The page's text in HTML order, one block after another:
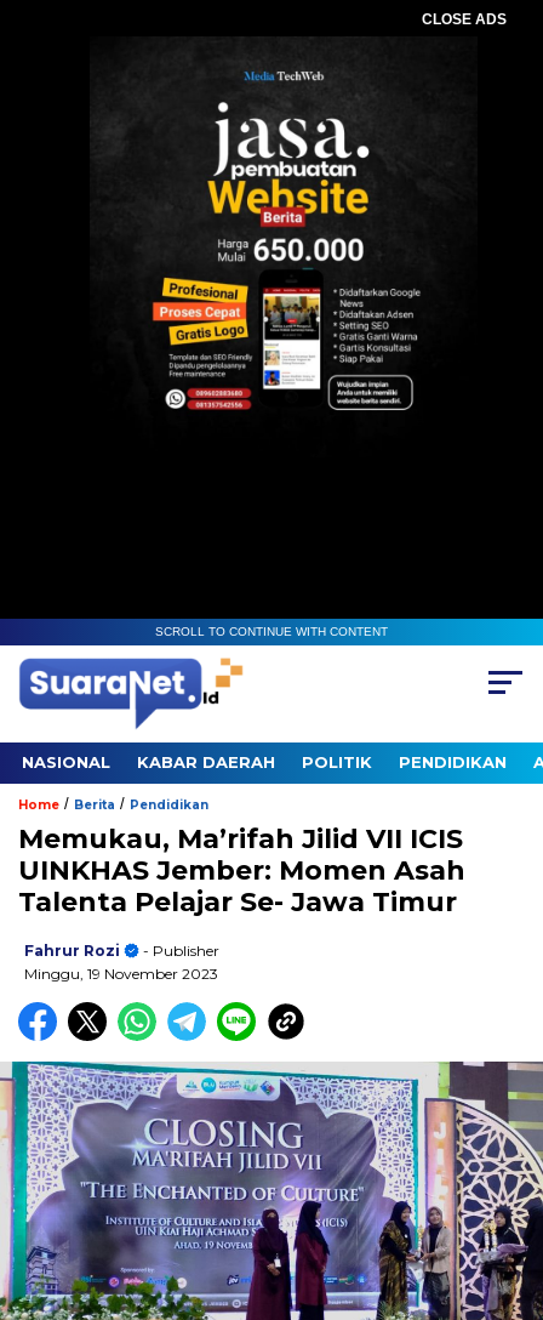
CLOSE ADS
SCROLL TO CONTINUE WITH CONTENT
NASIONAL KABAR DAERAH POLITIK PENDIDIKAN
Home / Berita / Pendidikan
Memukau, Ma’rifah Jilid VII ICIS
UINKHAS Jember: Momen Asah
Talenta Pelajar Se- Jawa Timur
Fahrur Rozi
- Publisher
Minggu, 19 November 2023